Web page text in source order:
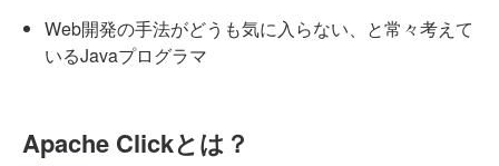
Web開発の手法がどうも気に入らない、と常々考えて
いるJavaプログラマ
Apache Clickとは？